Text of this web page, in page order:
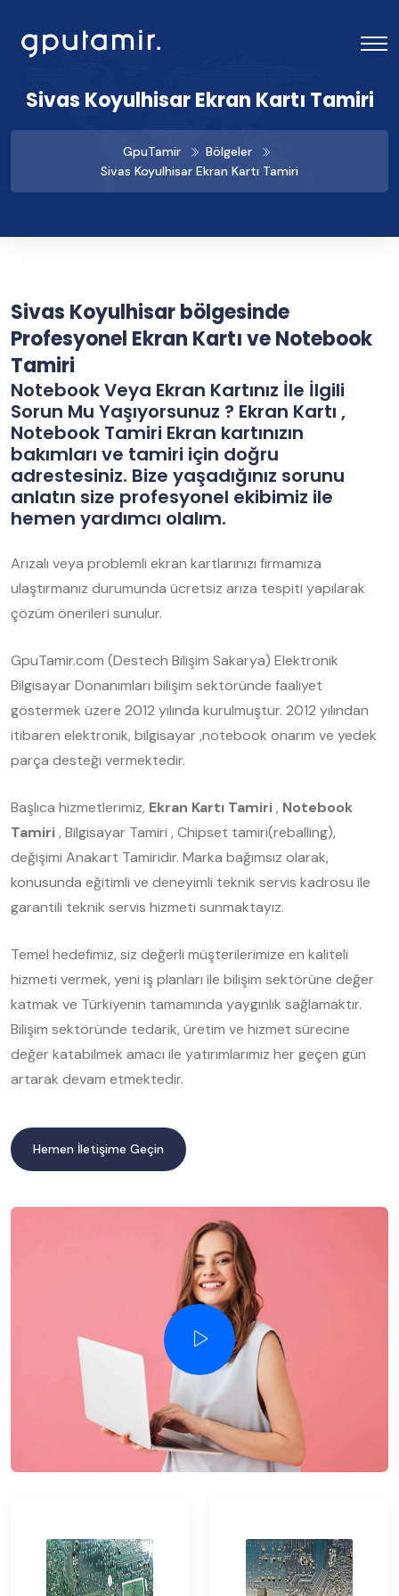
Sivas Koyulhisar Ekran Kartı Tamiri
GpuTamir
Bölgeler
Sivas Koyulhisar Ekran Kartı Tamiri
Sivas Koyulhisar bölgesinde
Profesyonel Ekran Kartı ve Notebook
Tamiri
Notebook Veya Ekran Kartınız İle İlgili
Sorun Mu Yaşıyorsunuz ? Ekran Kartı ,
Notebook Tamiri Ekran kartınızın
bakımları ve tamiri için doğru
adrestesiniz. Bize yaşadığınız sorunu
anlatın size profesyonel ekibimiz ile
hemen yardımcı olalım.
Arızalı veya problemli ekran kartlarınızı firmamıza
ulaştırmanız durumunda ücretsiz arıza tespiti yapılarak
çözüm önerileri sunulur.
GpuTamir.com (Destech Bilişim Sakarya) Elektronik
Bilgisayar Donanımları bilişim sektöründe faaliyet
göstermek üzere 2012 yılında kurulmuştur. 2012 yılından
itibaren elektronik, bilgisayar ,notebook onarım ve yedek
parça desteği vermektedir.
Başlıca hizmetlerimiz, Ekran Kartı Tamiri, Notebook
Tamiri, Bilgisayar Tamiri , Chipset tamiri(reballing),
değişimi Anakart Tamiridir. Marka bağımsız olarak,
konusunda eğitimli ve deneyimli teknik servis kadrosu ile
garantili teknik servis hizmeti sunmaktayız.
Temel hedefimiz, siz değerli müşterilerimize en kaliteli
hizmeti vermek, yeni iş planları ile bilişim sektörüne değer
katmak ve Türkiyenin tamamında yaygınlık sağlamaktır.
Bilişim sektöründe tedarik, üretim ve hizmet sürecine
değer katabilmek amacı ile yatırımlarımız her geçen gün
artarak devam etmektedir.
Hemen İletişime Geçin